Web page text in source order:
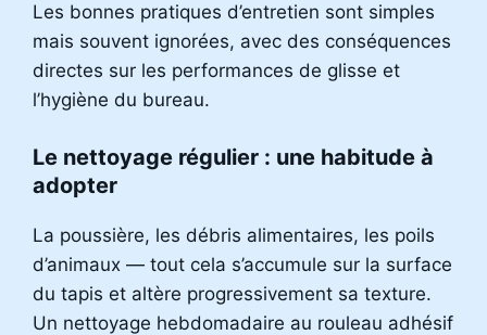
Les bonnes pratiques d’entretien sont simples
mais souvent ignorées, avec des conséquences
directes sur les performances de glisse et
l’hygiène du bureau.
Le nettoyage régulier : une habitude à
adopter
La poussière, les débris alimentaires, les poils
d’animaux — tout cela s’accumule sur la surface
du tapis et altère progressivement sa texture.
Un nettoyage hebdomadaire au rouleau adhésif